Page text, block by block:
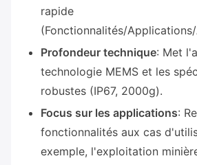
rapide
(Fonctionnalités/
Profondeur technique: Met
technologie MEMS et les
robustes (IP67, 2000g).
Focus sur les applications:
fonctionnalités aux cas
exemple, l'exploitation